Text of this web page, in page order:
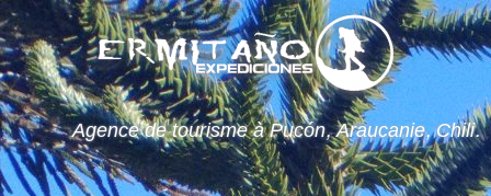
Agence de tourisme à Pucón, Araucanie, Chili.